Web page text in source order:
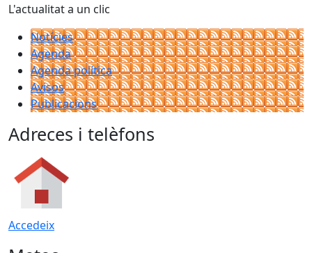
L'actualitat a un clic
Notícies
Agenda
Agenda política
Avisos
Publicacions
Adreces i telèfons
Accedeix